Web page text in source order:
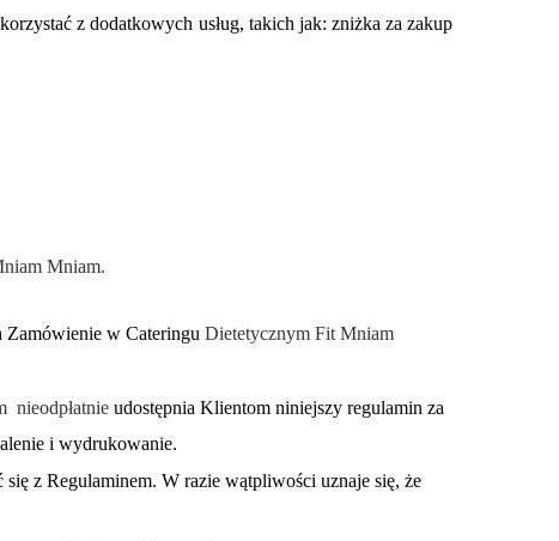
z dodatkowych usług, takich jak: zniżka za zakup
Mniam.
Zamówienie w Cateringu Dietetycznym Fit Mniam
nieodpłatnie udostępnia Klientom niniejszy regulamin za
i wydrukowanie.
z Regulaminem. W razie wątpliwości uznaje się, że